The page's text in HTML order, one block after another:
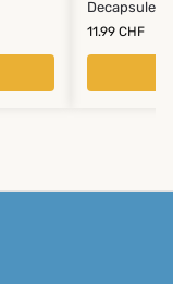
11.99 CHF